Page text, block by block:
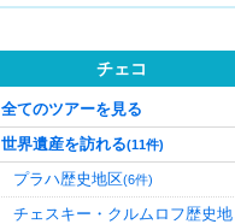
チェコ
全てのツアーを見る
世界遺産を訪れる(11件)
プラハ歴史地区(6件)
チェスキー・クルムロフ歴史地